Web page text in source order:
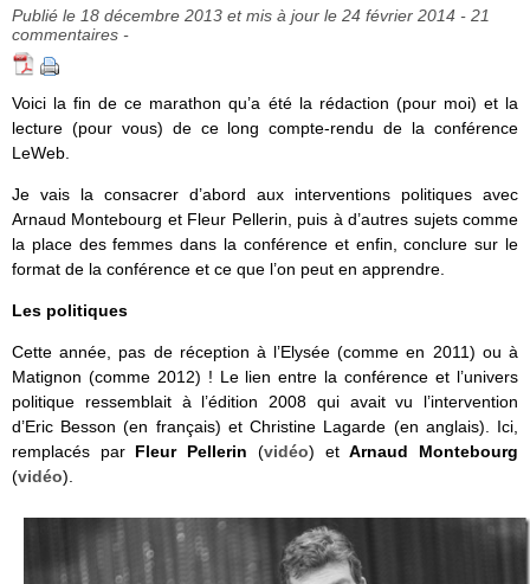
Publié le 18 décembre 2013 et mis à jour le 24 février 2014 - 21
commentaires -
Voici la fin de ce marathon qu’a été la rédaction (pour moi) et la
lecture (pour vous) de ce long compte-rendu de la conférence
LeWeb.
Je vais la consacrer d’abord aux interventions politiques avec
Arnaud Montebourg et Fleur Pellerin, puis à d’autres sujets comme
la place des femmes dans la conférence et enfin, conclure sur le
format de la conférence et ce que l’on peut en apprendre.
Les politiques
Cette année, pas de réception à l’Elysée (comme en 2011) ou à
Matignon (comme 2012) ! Le lien entre la conférence et l’univers
politique ressemblait à l’édition 2008 qui avait vu l’intervention
d’Eric Besson (en français) et Christine Lagarde (en anglais). Ici,
remplacés par Fleur Pellerin (vidéo) etArnaud Montebourg
(vidéo).